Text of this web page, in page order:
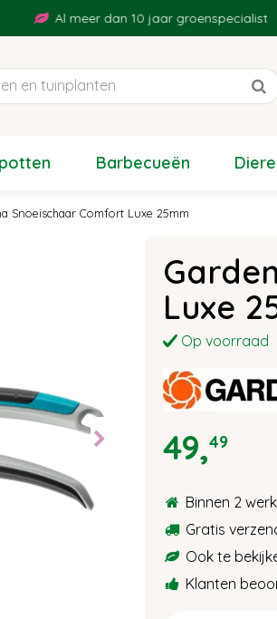
Snoeischaar Comfort Luxe 25mm
Al meer dan 10 jaar groenspecialist
Barbecueën
Luxe
Op voorraad
49,49
Binnen 2
Gratis
Ook te
Klanten